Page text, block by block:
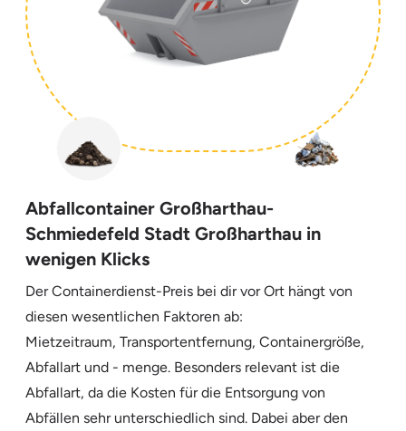
Abfallcontainer Großharthau-
Schmiedefeld Stadt Großharthau in
wenigen Klicks
Der Containerdienst-Preis bei dir vor Ort hängt von
diesen wesentlichen Faktoren ab:
Mietzeitraum, Transportentfernung, Containergröße,
Abfallart und - menge. Besonders relevant ist die
Abfallart, da die Kosten für die Entsorgung von
Abfällen sehr unterschiedlich sind. Dabei aber den